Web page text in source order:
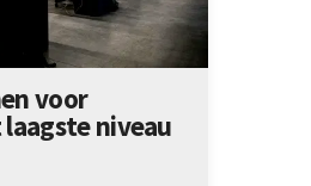
voor
niveau